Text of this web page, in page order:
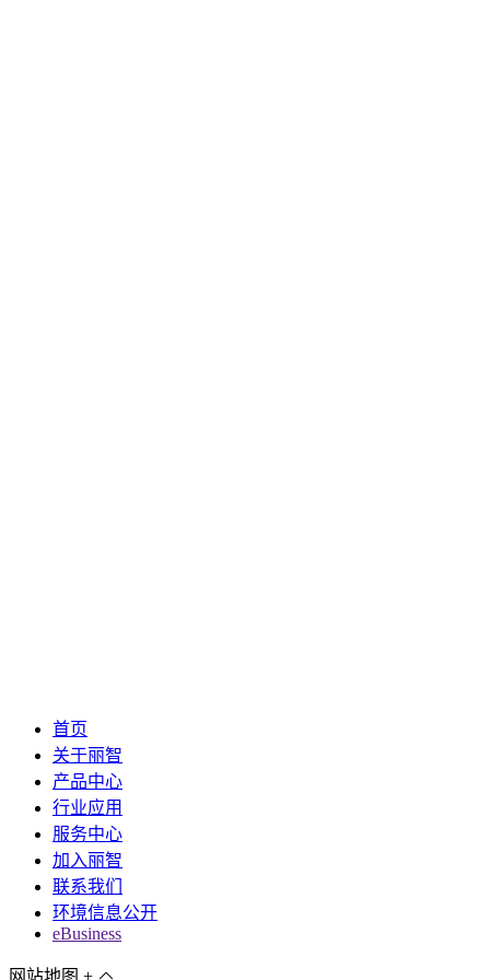
首页
关于丽智
产品中心
行业应用
服务中心
加入丽智
联系我们
环境信息公开
eBusiness
网站地图 +